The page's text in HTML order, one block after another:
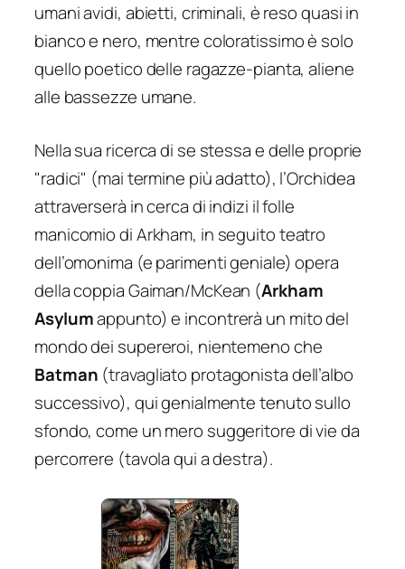
umani avidi, abietti, criminali, è reso quasi in
bianco e nero, mentre coloratissimo è solo
quello poetico delle ragazze-pianta, aliene
alle bassezze umane.
Nella sua ricerca di se stessa e delle proprie
"radici" (mai termine più adatto), l’Orchidea
attraverserà in cerca di indizi il folle
manicomio di Arkham, in seguito teatro
dell’omonima (e parimenti geniale) opera
della coppia Gaiman/McKean (Arkham
Asylumappunto) e incontrerà un mito del
mondo dei supereroi, nientemeno che
Batman (travagliato protagonista dell’albo
successivo), qui genialmente tenuto sullo
sfondo, come un mero suggeritore di vie da
percorrere (tavola qui a destra).